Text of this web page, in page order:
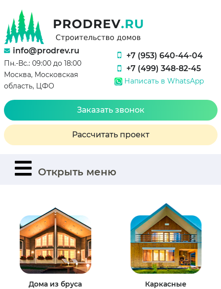
info@prodrev.ru
Пн.-Вс.: 09:00 до 18:00
Москва, Московская
область, ЦФО
+7 (953) 640-44-04
+7 (499) 348-82-45
Написать в WhatsApp
Заказать звонок
Рассчитать проект
Открыть меню
Дома из бруса Каркасные